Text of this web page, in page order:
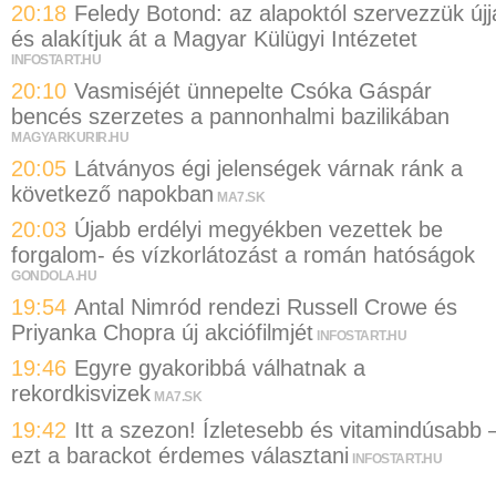
20:18 Feledy Botond: az alapoktól szervezzük
és alakítjuk át a Magyar Külügyi Intézetet
INFOSTART.HU
20:10 Vasmiséjét ünnepelte Csóka Gáspár
bencés szerzetes a pannonhalmi bazilikában
MAGYARKURIR.HU
20:05 Látványos égi jelenségek várnak ránk a
következő napokban MA7.SK
20:03 Újabb erdélyi megyékben vezettek be
forgalom- és vízkorlátozást a román hatóságok
GONDOLA.HU
19:54 Antal Nimród rendezi Russell Crowe és
Priyanka Chopra új akciófilmjét INFOSTART.HU
19:46 Egyre gyakoribbá válhatnak a
rekordkisvizek MA7.SK
19:42 Itt a szezon! Ízletesebb és vitamindúsabb
ezt a barackot érdemes választani
INFOSTART.HU